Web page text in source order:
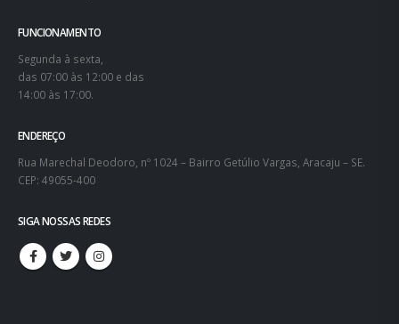
FUNCIONAMENTO
Segunda à sexta,
das 07:00 às 12:00 e das
14:00 às 17:00.
ENDEREÇO
Rua Marechal Deodoro, nº 1024 – Bairro Getúlio Vargas, Aracaju – SE.
CEP: 49055-400
SIGA NOSSAS REDES